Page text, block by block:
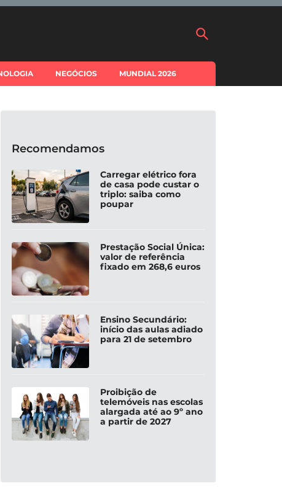
NEGÓCIOS MUNDIAL 2026
Recomendamos
Carregar elétrico fora
de casa pode custar o
triplo: saiba como
poupar
Prestação Social Única:
valor de referência
fixado em 268,6 euros
Ensino Secundário:
início das aulas adiado
para 21 de setembro
Proibição de
telemóveis nas escolas
alargada até ao 9º ano
a partir de 2027